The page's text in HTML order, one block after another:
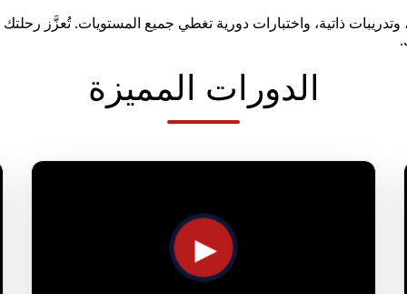
ذاتية، واختبارات دورية تغطي جميع المستويات. تُعزَّز رحلتك
الدورات المميزة